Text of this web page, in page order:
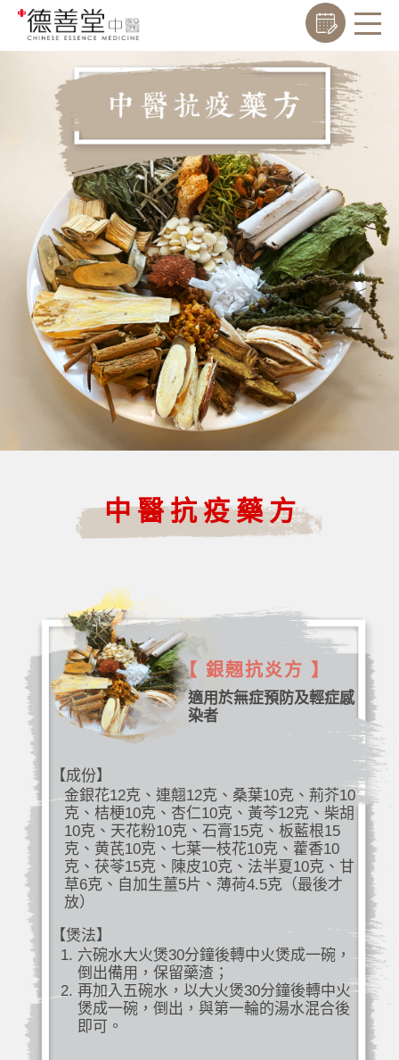
中醫抗疫藥方
【 銀翹抗炎方 】
適用於無症預防及輕症感
染者
【成份】
金銀花12克、連翹12克、桑葉10克、荊芥10
克、桔梗10克、杏仁10克、黃芩12克、柴胡
10克、天花粉10克、石膏15克、板藍根15
克、黄芪10克、七葉一枝花10克、藿香10
克、茯苓15克、陳皮10克、法半夏10克、甘
草6克、自加生薑5片、薄荷4.5克（最後才
放）
【煲法】
六碗水大火煲30分鐘後轉中火煲成一碗，
倒出備用，保留藥渣；
再加入五碗水，以大火煲30分鐘後轉中火
煲成一碗，倒出，與第一輪的湯水混合後
即可。